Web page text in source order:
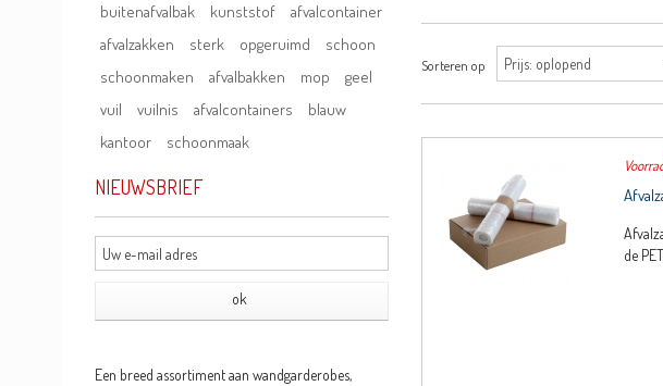
buitenafvalbak
kunststof
afvalcontainer
afvalzakken
sterk opgeruimd
schoon
schoonmaken
afvalbakken mop
geel
vuil
vuilnis afvalcontainers
blauw
kantoor
schoonmaak
NIEUWSBRIEF
Een breed assortiment aan wandgarderobes,
Sorteren op
de